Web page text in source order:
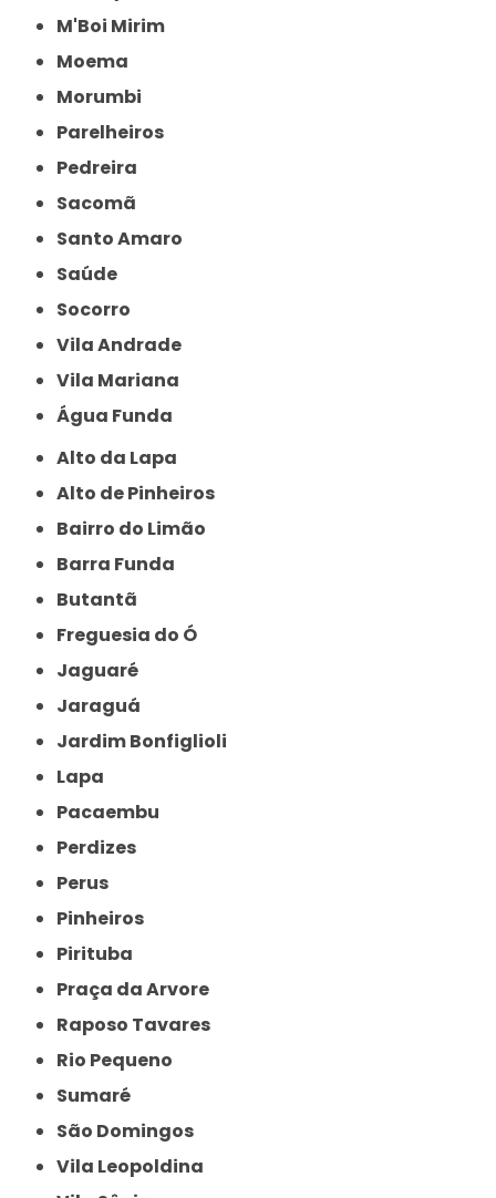
M'Boi Mirim
Moema
Morumbi
Parelheiros
Pedreira
Sacomã
Santo Amaro
Saúde
Socorro
Vila Andrade
Vila Mariana
Água Funda
Alto da Lapa
Alto de Pinheiros
Bairro do Limão
Barra Funda
Butantã
Freguesia do Ó
Jaguaré
Jaraguá
Jardim Bonfiglioli
Lapa
Pacaembu
Perdizes
Perus
Pinheiros
Pirituba
Praça da Arvore
Raposo Tavares
Rio Pequeno
Sumaré
São Domingos
Vila Leopoldina